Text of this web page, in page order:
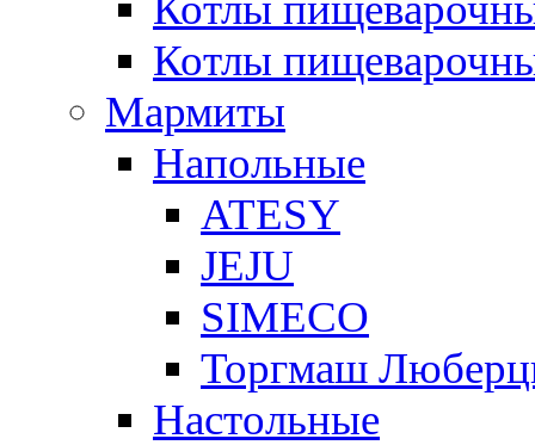
Котлы
Мармиты
Напольные
ATESY
JEJU
SIMECO
Торгмаш
Настольные